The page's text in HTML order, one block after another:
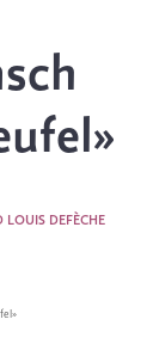
LOUIS DEFÈCHE